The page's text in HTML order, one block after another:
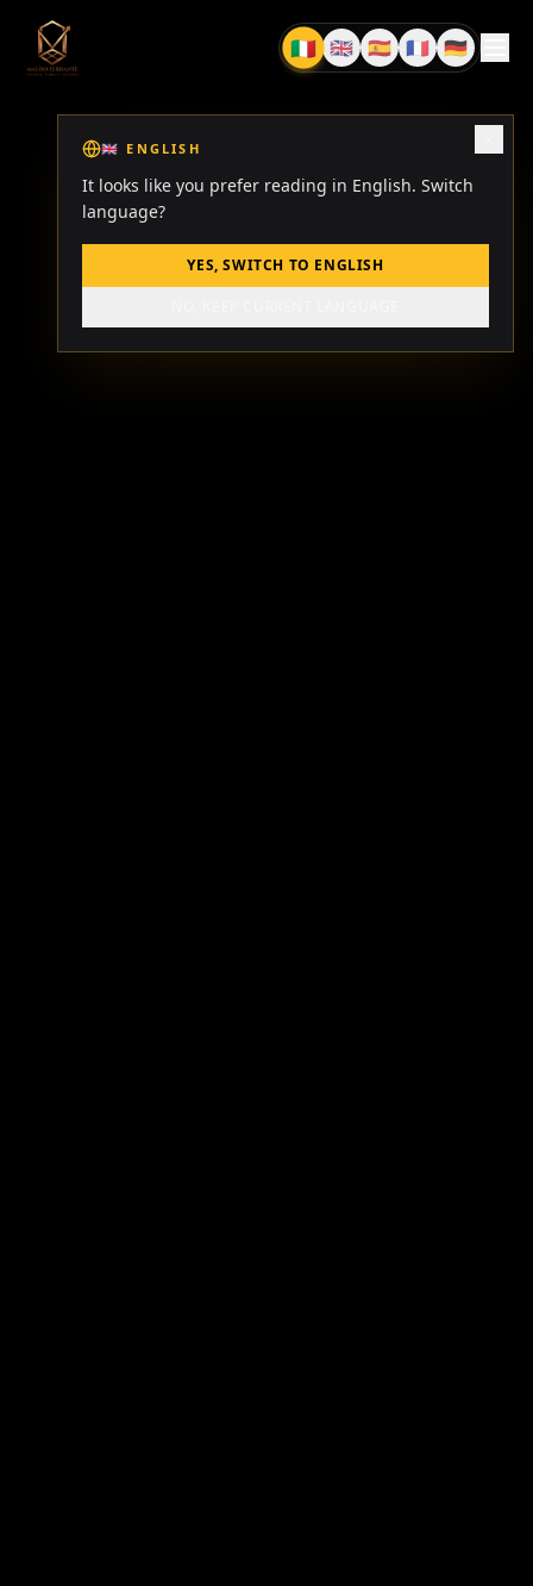
🇮🇹
IT 🇬🇧EN🇪🇸
ES 🇫🇷
FR 🇩🇪DE
🇬🇧 ENGLISH
It looks like you prefer reading in English. Switch
language?
YES, SWITCH TO ENGLISH